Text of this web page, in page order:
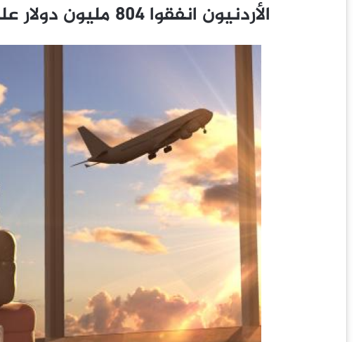
الأردنيون انفقوا 804 مليون دولار على السياحة في الخارج خلال 2025